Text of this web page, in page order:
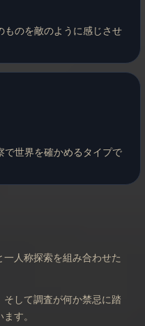
ものを敵のように感じさせ
で世界を確かめるタイプで
一人称探索を組み合わせた
して調査が何か禁忌に踏
す。